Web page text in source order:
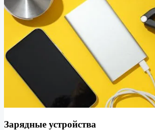
Зарядные устройства